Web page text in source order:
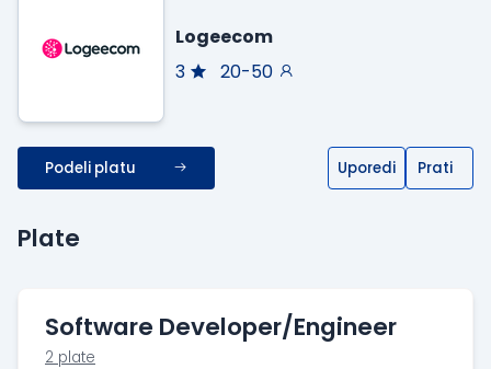
Logeecom
3
20-50
Podeli platu Uporedi Prati
Plate
Software Developer/Engineer
2 plate